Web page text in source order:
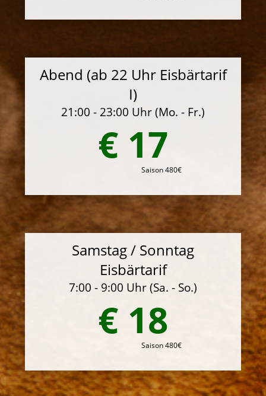
Abend (ab 22 Uhr Eisbärtarif
I)
21:00 - 23:00 Uhr (Mo. - Fr.)
€ 17
Saison 480€
Samstag / Sonntag
Eisbärtarif
7:00 - 9:00 Uhr (Sa. - So.)
€ 18
Saison 480€